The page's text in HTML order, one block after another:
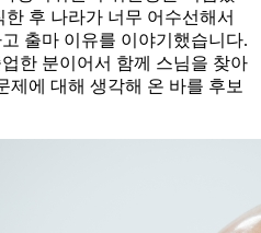
후 나라가 너무 어수선해서
출마 이유를 이야기했습니다.
한 분이어서 함께 스님을 찾아
제에 대해 생각해 온 바를 후보